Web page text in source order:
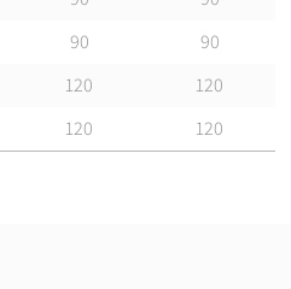
90
90
120
120
120 120